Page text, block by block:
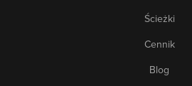
Ścieżki
Cennik
Blog